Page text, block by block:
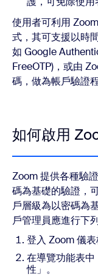
使用者可利用
式，其可支援以時
如 Google
FreeOTP)，或由
碼，做為帳戶驗證
如何啟用
Zoom 提供各種驗
碼為基礎的驗證，
戶層級為以密碼為
戶管理員應進行下
登入 Zoom 儀表
在導覽功能表
性」。